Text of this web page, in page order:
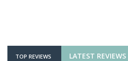
LATEST REVIEWS
TOP REVIEWS